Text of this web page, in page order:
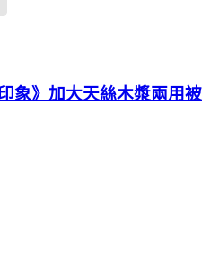
象》加大天絲木漿兩用被